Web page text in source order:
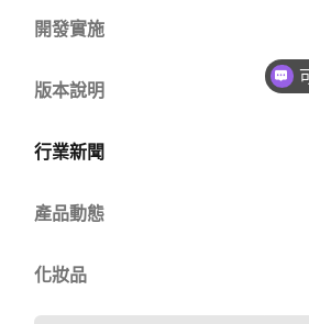
開發實施
版本說明
行業新聞
產品動態
化妝品